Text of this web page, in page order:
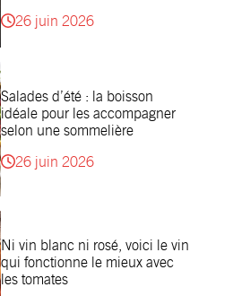
26 juin 2026
Salades d’été : la boisson
idéale pour les accompagner
selon une sommelière
26 juin 2026
Ni vin blanc ni rosé, voici le vin
qui fonctionne le mieux avec
les tomates